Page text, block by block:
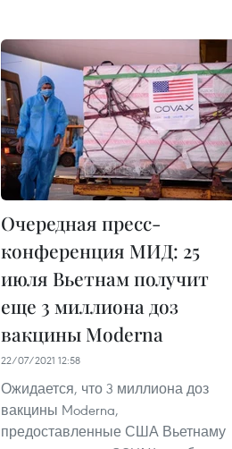
Очередная пресс-
конференция МИД: 25
июля Вьетнам получит
еще 3 миллиона доз
вакцины Moderna
22/07/2021 12:58
Ожидается, что 3 миллиона доз
вакцины Moderna,
предоставленные США Вьетнаму